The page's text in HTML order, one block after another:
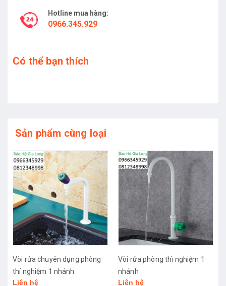
Hotline mua hàng:
0966.345.929
Có thể bạn thích
Sản phẩm cùng loại
Vòi rửa chuyên dụng phòng
thí nghiệm 1 nhánh
Liên hệ
Vòi rửa phòng thì nghiệm 1
nhánh
Liên hệ